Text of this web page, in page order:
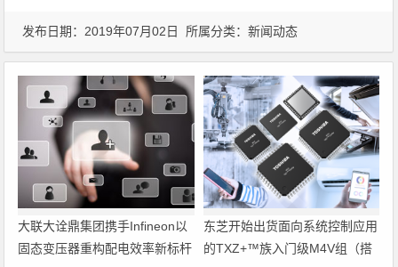
发布日期：2019年07月02日 所属分类：新闻动态
大联大诠鼎集团携手Infineon以
固态变压器重构配电效率新标杆
东芝开始出货面向系统控制应用
的TXZ+™族入门级M4V组（搭